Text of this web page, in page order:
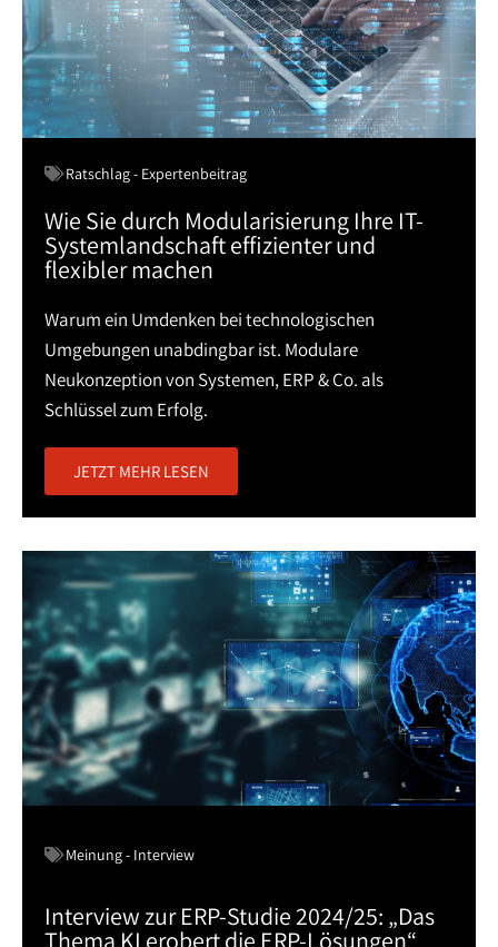
Ratschlag - Expertenbeitrag
Wie Sie durch Modularisierung Ihre IT-
Systemlandschaft effizienter und
flexibler machen
Warum ein Umdenken bei technologischen
Umgebungen unabdingbar ist. Modulare
Neukonzeption von Systemen, ERP & Co. als
Schlüssel zum Erfolg.
JETZT MEHR LESEN
Meinung - Interview
Interview zur ERP-Studie 2024/25: „Das
Thema KI erobert die ERP-Lösungen“